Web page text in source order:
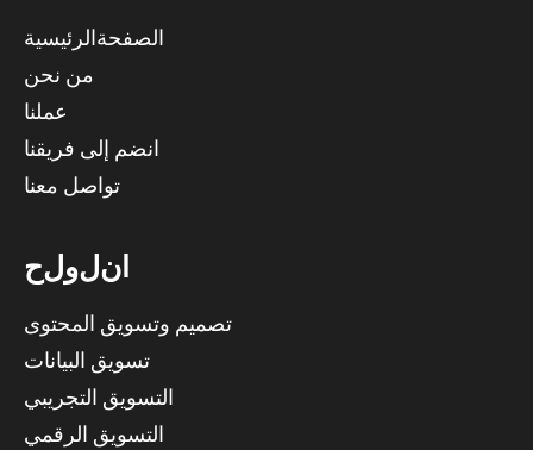
الصفحةالرئيسية
من نحن
عملنا
انضم إلى فريقنا
تواصل معنا
حلولن
تصميم وتسويق المحتوى
تسويق البيانات
التسويق التجريبي
التسويق الرقمي